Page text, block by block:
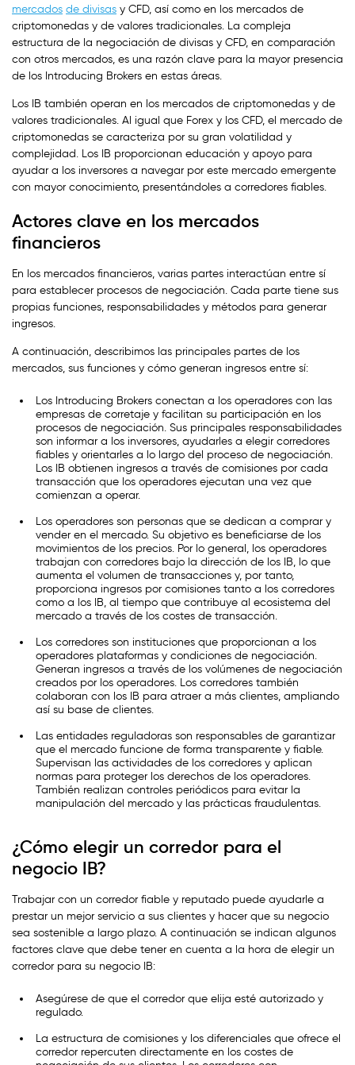
mercados de divisas y CFD, así como en los mercados de
criptomonedas y de valores tradicionales. La compleja
estructura de la negociación de divisas y CFD, en comparación
con otros mercados, es una razón clave para la mayor presencia
de los Introducing Brokers en estas áreas.
Los IB también operan en los mercados de criptomonedas y de
valores tradicionales. Al igual que Forex y los CFD, el mercado de
criptomonedas se caracteriza por su gran volatilidad y
complejidad. Los IB proporcionan educación y apoyo para
ayudar a los inversores a navegar por este mercado emergente
con mayor conocimiento, presentándoles a corredores fiables.
Actores clave en los mercados
financieros
En los mercados financieros, varias partes interactúan entre sí
para establecer procesos de negociación. Cada parte tiene sus
propias funciones, responsabilidades y métodos para generar
ingresos.
A continuación, describimos las principales partes de los
mercados, sus funciones y cómo generan ingresos entre sí:
Los Introducing Brokers conectan a los operadores con las
empresas de corretaje y facilitan su participación en los
procesos de negociación. Sus principales responsabilidades
son informar a los inversores, ayudarles a elegir corredores
fiables y orientarles a lo largo del proceso de negociación.
Los IB obtienen ingresos a través de comisiones por cada
transacción que los operadores ejecutan una vez que
comienzan a operar.
Los operadores son personas que se dedican a comprar y
vender en el mercado. Su objetivo es beneficiarse de los
movimientos de los precios. Por lo general, los operadores
trabajan con corredores bajo la dirección de los IB, lo que
aumenta el volumen de transacciones y, por tanto,
proporciona ingresos por comisiones tanto a los corredores
como a los IB, al tiempo que contribuye al ecosistema del
mercado a través de los costes de transacción.
Los corredores son instituciones que proporcionan a los
operadores plataformas y condiciones de negociación.
Generan ingresos a través de los volúmenes de negociación
creados por los operadores. Los corredores también
colaboran con los IB para atraer a más clientes, ampliando
así su base de clientes.
Las entidades reguladoras son responsables de garantizar
que el mercado funcione de forma transparente y fiable.
Supervisan las actividades de los corredores y aplican
normas para proteger los derechos de los operadores.
También realizan controles periódicos para evitar la
manipulación del mercado y las prácticas fraudulentas.
¿Cómo elegir un corredor para el
negocio IB?
Trabajar con un corredor fiable y reputado puede ayudarle a
prestar un mejor servicio a sus clientes y hacer que su negocio
sea sostenible a largo plazo. A continuación se indican algunos
factores clave que debe tener en cuenta a la hora de elegir un
corredor para su negocio IB:
Asegúrese de que el corredor que elija esté autorizado y
regulado.
La estructura de comisiones y los diferenciales que ofrece el
corredor repercuten directamente en los costes de